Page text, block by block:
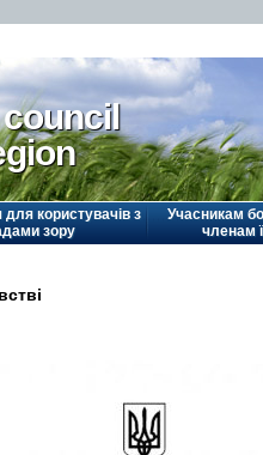
для користувачів з
зору
Учасникам
членам